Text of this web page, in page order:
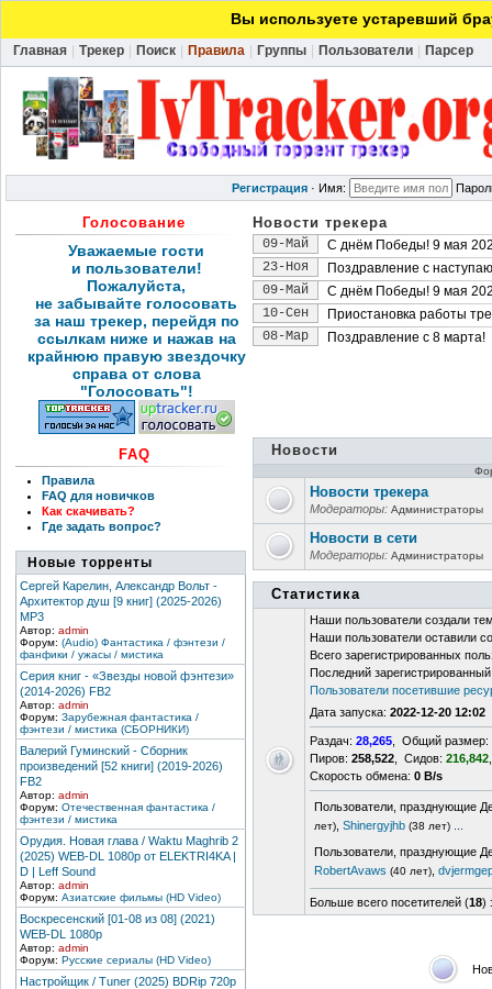
Вы используете устаревший
Главная Трекер Поиск Правила Группы Пользователи Парсер
Регистрация · Имя:
Голосование
Уважаемые гости
и пользователи!
Пожалуйста,
не забывайте голосовать
за наш трекер, перейдя по
ссылкам ниже и нажав на
крайнюю правую звездочку
справа от слова
"Голосовать"!
FAQ
Правила
FAQ для новичков
Как скачивать?
Где задать вопрос?
Новые торренты
Сергей Карелин, Александр Вольт -
Архитектор душ [9 книг] (2025-2026)
MP3
Автор: admin
Форум: (Audio) Фантастика / фэнтези /
фанфики / ужасы / мистика
Серия книг - «Звезды новой фэнтези»
(2014-2026) FB2
Автор: admin
Форум: Зарубежная фантастика /
фэнтези / мистика (СБОРНИКИ)
Валерий Гуминский - Сборник
произведений [52 книги] (2019-2026)
FB2
Автор: admin
Форум: Отечественная фантастика /
фэнтези / мистика
Орудия. Новая глава / Waktu Maghrib 2
(2025) WEB-DL 1080p от ELEKTRI4KA |
D | Leff Sound
Автор: admin
Форум: Азиатские фильмы (HD Video)
Воскресенский [01-08 из 08] (2021)
WEB-DL 1080p
Автор: admin
Форум: Русские сериалы (HD Video)
Настройщик / Tuner (2025) BDRip 720p
Новости трекера
09-Май
С днём Победы! 9 мая
23-Ноя
Поздравление с
09-Май
С днём Победы! 9 мая
10-Сен
Приостановка работы
08-Мар
Поздравление с 8 марта!
Новости
Новости трекера
Модераторы: Администраторы
Новости в сети
Модераторы: Администраторы
Статистика
Наши пользователи создали
Наши пользователи оставили
Всего зарегистрированных
Последний
Пользователи посетившие
Дата запуска: 2022-12-20 12:02
Раздач: 28,265 , Общий размер:
Пиров: 258,522 , Сидов: 216,842
Скорость обмена: 0 B/s
Пользователи, празднующие
лет) Shinergyjhb (38 лет)
Пользователи, празднующие
RobertAvaws (40 лет)
Больше всего посетителей (18)